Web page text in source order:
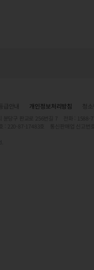
개인정보처리방침